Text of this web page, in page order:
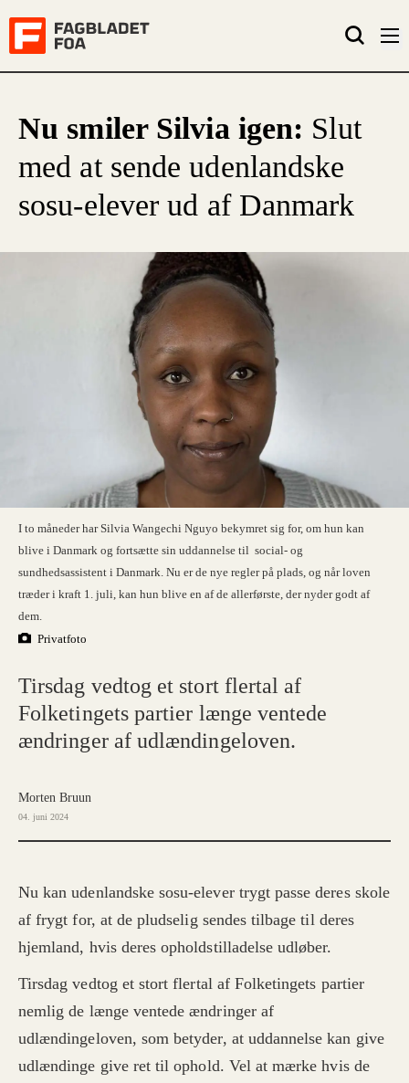
Nu smiler Silvia igen: Slut
med at sende udenlandske
sosu-elever ud af Danmark
I to måneder har Silvia Wangechi Nguyo bekymret sig for, om hun kan
blive i Danmark og fortsætte sin uddannelse til social- og
sundhedsassistent i Danmark. Nu er de nye regler på plads, og når loven
træder i kraft 1. juli, kan hun blive en af de allerførste, der nyder godt af
dem.
Privatfoto
Tirsdag vedtog et stort flertal af
Folketingets partier længe ventede
ændringer af udlændingeloven.
Morten Bruun
04. juni 2024
Nu kan udenlandske sosu-elever trygt passe deres skole
af frygt for, at de pludselig sendes tilbage til deres
hjemland, hvis deres opholdstilladelse udløber.
Tirsdag vedtog et stort flertal af Folketingets partier
nemlig de længe ventede ændringer af
udlændingeloven, som betyder, at uddannelse kan give
udlændinge give ret til ophold. Vel at mærke hvis de